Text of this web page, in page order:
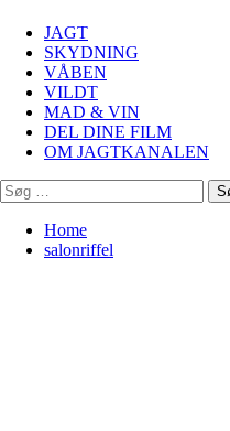
JAGT
SKYDNING
VÅBEN
VILDT
MAD & VIN
DEL DINE FILM
OM JAGTKANALEN
Søg
efter:
Home
salonriffel